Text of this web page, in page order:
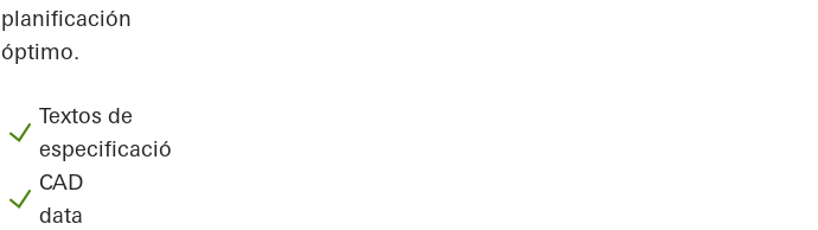
planificación
óptimo.
Textos de
especificación
CAD
data